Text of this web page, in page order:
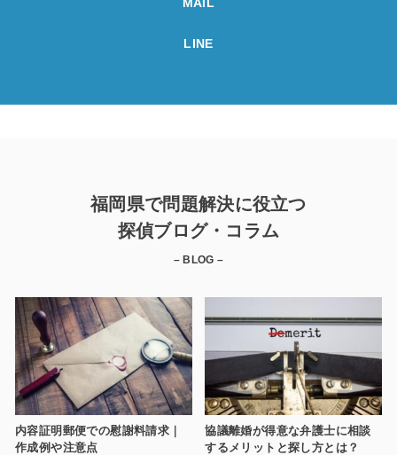
LINE
福岡県で問題解決に役立つ
探偵ブログ・コラム
– BLOG –
内容証明郵便での慰謝料請求｜
作成例や注意点
協議離婚が得意な弁護士に相談
するメリットと探し方とは？